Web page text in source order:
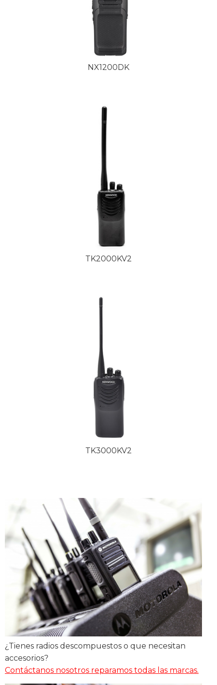
NX1200DK
TK2000KV2
TK3000KV2
¿Tienes radios descompuestos o que necesitan
accesorios?
Contáctanos nosotros reparamos todas las marcas.